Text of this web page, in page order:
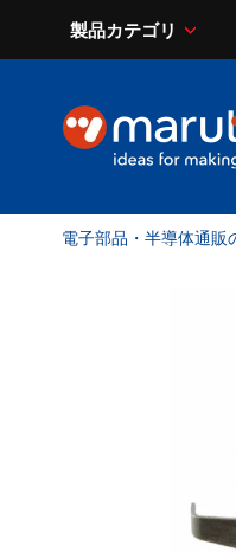
製品カテゴリ
電子部品・半導体通販